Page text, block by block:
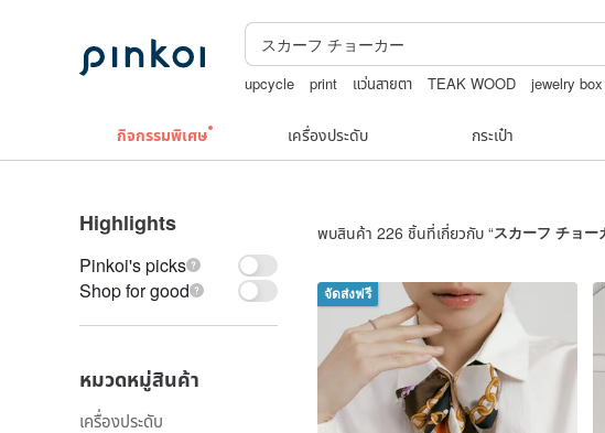
upcycle print แว่นสายตา TEAK WOOD jewelry box
กิจกรรมพิเศษ เครื่องประดับ กระเป๋า
Highlights
Pinkoi's picks
Shop for good
หมวดหมู่สินค้า
เครื่องประดับ
พบสินค้า 226 ชิ้นที่เกี่ยวกับ “スカーフ チョー
จัดส่งฟรี